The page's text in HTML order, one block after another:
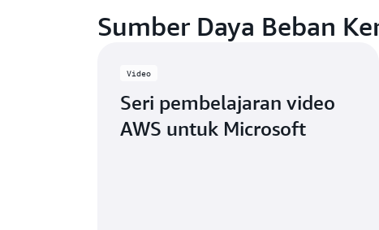
Sumber Daya Beban
Video
Seri pembelajaran video
AWS untuk Microsoft